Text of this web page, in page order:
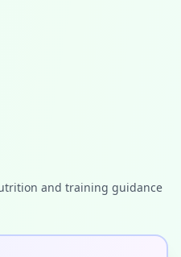
and training guidance